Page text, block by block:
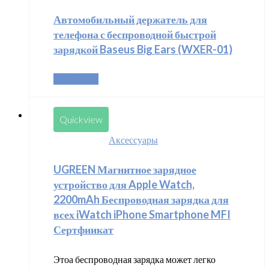
Автомобильный держатель для
телефона с беспроводной быстрой
зарядкой Baseus Big Ears (WXER-01)
Quickview
Аксессуары
UGREEN Магнитное зарядное
устройство для Apple Watch,
2200mAh Беспроводная зарядка для
всех iWatch iPhone Smartphone MFI
Сертфиикат
Этоа беспроводная зарядка может легко